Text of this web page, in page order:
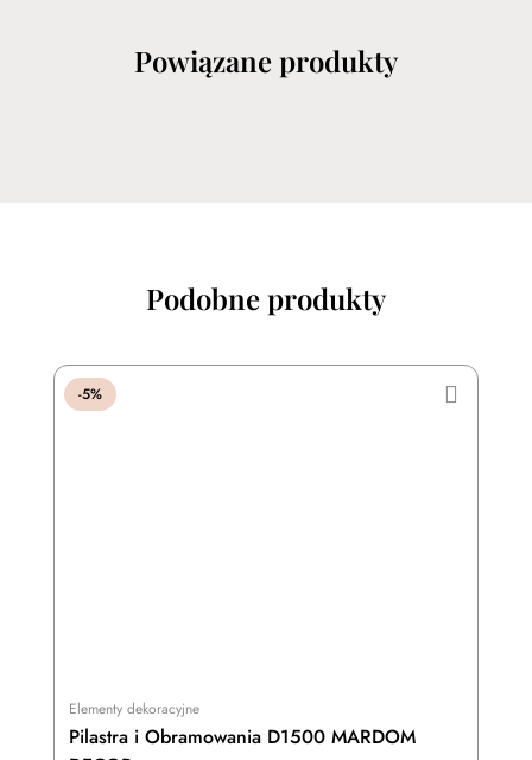
Powiązane produkty
Podobne produkty
-5%
Elementy dekoracyjne
Pilastra i Obramowania D1500 MARDOM